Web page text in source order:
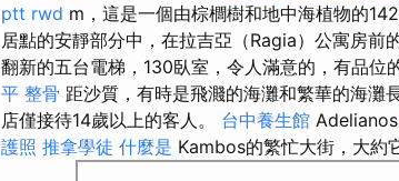
ptt rwd m，這是一個由棕櫚樹和地中海植物的
居點​​的安靜部分中，在拉吉亞（Ragia）公寓房
翻新的五台電梯，130臥室，令人滿意的，有品位
平 整骨 距沙質，有時是飛濺的海灘和繁華的海灘
店僅接待14歲以上的客人。 台中養生館 Adelianos
護照 推拿學徒 什麼是 Kambos的繁忙大街，大約